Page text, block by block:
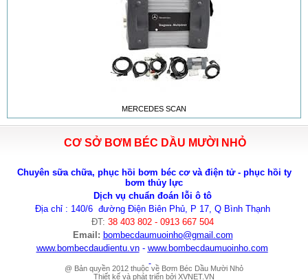
MERCEDES SCAN
CƠ SỞ BƠM BÉC DẦU MƯỜI NHỎ
Chuyên sữa chữa, phục hồi bơm béc cơ và điện tử - phục hồi ty
bơm thủy lực
Dịch vụ chuẩn đoán lỗi ô tô
Địa chỉ : 140/6 đường Điện Biên Phủ, P 17, Q Bình Thạnh
ĐT: 38 403 802 - 0913 667 504
Email: bombecdaumuoinho@gmail.com
www.bombecdaudientu.vn- www.bombecdaumuoinho.com
@ Bản quyền 2012 thuộc về Bơm Béc Dầu Mười Nhỏ
Thiết kế và phát triển bởi XVNET.VN